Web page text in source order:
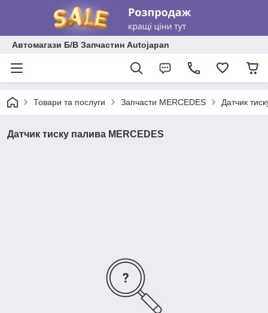
Автомагази Б/В Запчастин Autojapan
Товари та послуги Запчасти MERCEDES Датчик
Датчик тиску палива MERCEDES